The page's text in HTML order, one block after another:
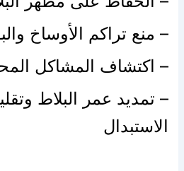
– منع تراكم الأوساخ
– اكتشاف المشاكل
– تمديد عمر البلاط
الاستبدال